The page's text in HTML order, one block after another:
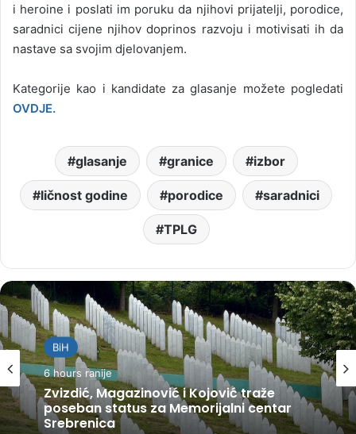
i heroine i poslati im poruku da njihovi prijatelji, porodice,
saradnici cijene njihov doprinos razvoju i motivisati ih da
nastave sa svojim djelovanjem.
Kategorije kao i kandidate za glasanje možete pogledati
OVDJE.
glasanje granice izbor
ličnost godine porodice saradnici
TPLG
BiH
6 hours ranije
Zvizdić, Magazinović i Kojović traže
poseban status za Memorijalni centar
Srebrenica